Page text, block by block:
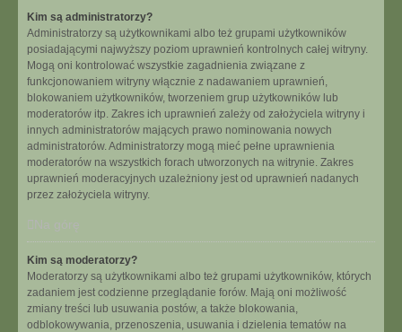
Kim są administratorzy?
Administratorzy są użytkownikami albo też grupami użytkowników
posiadającymi najwyższy poziom uprawnień kontrolnych całej witryny.
Mogą oni kontrolować wszystkie zagadnienia związane z
funkcjonowaniem witryny włącznie z nadawaniem uprawnień,
blokowaniem użytkowników, tworzeniem grup użytkowników lub
moderatorów itp. Zakres ich uprawnień zależy od założyciela witryny i
innych administratorów mających prawo nominowania nowych
administratorów. Administratorzy mogą mieć pełne uprawnienia
moderatorów na wszystkich forach utworzonych na witrynie. Zakres
uprawnień moderacyjnych uzależniony jest od uprawnień nadanych
przez założyciela witryny.
Na górę
Kim są moderatorzy?
Moderatorzy są użytkownikami albo też grupami użytkowników, których
zadaniem jest codzienne przeglądanie forów. Mają oni możliwość
zmiany treści lub usuwania postów, a także blokowania,
odblokowywania, przenoszenia, usuwania i dzielenia tematów na